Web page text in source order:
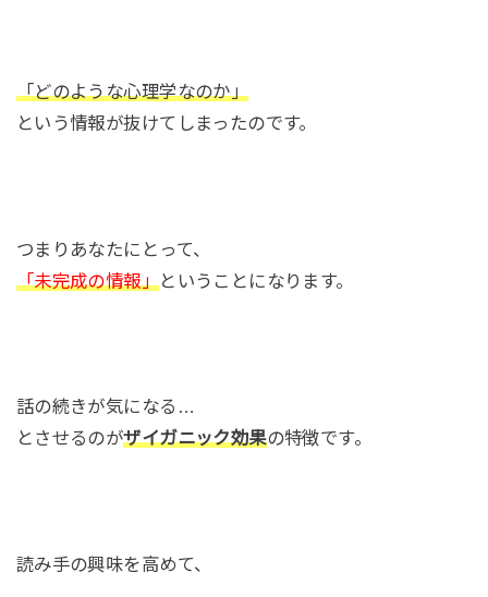
「どのような心理学なのか」
という情報が抜けてしまったのです。
つまりあなたにとって、
「未完成の情報」
ということになります。
話の続きが気になる…
とさせるのがザイガニック効果の特徴です。
読み手の興味を高めて、